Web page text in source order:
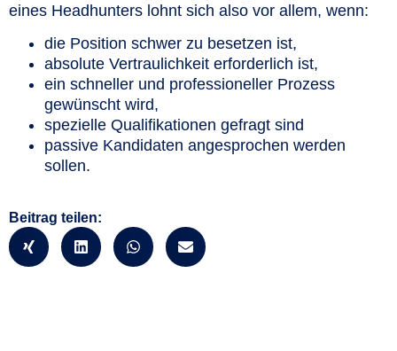
eines Headhunters lohnt sich also vor allem, wenn:
die Position schwer zu besetzen ist,
absolute Vertraulichkeit erforderlich ist,
ein schneller und professioneller Prozess
gewünscht wird,
spezielle Qualifikationen gefragt sind
passive Kandidaten angesprochen werden
sollen.
Beitrag teilen: